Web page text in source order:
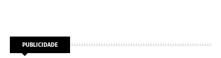
PUBLICIDADE